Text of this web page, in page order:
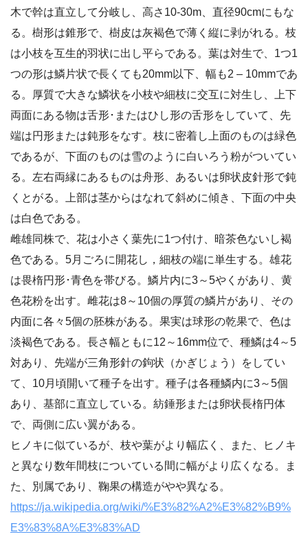
木で幹は直立して分岐し、高さ10-30m、直径90cmにもな
る。樹形は錐形で、樹皮は灰褐色で薄く縦に剥がれる。枝
は小枝を互生的羽状に出し平らである。葉は対生で、1つ1
つの形は鱗片状で長くても20mm以下、幅も2 – 10mmであ
る。厚質で大きな鱗状を小枝や細枝に交互に対生し、上下
両面にある物は舌形･またはひし形の舌形をしていて、先
端は円形または鈍形をなす。枝に密着し上面のものは緑色
であるが、下面のものは雪のように白いろう粉がついてい
る。左右両縁にあるものは舟形、あるいは卵状皮針形で鈍
くとがる。上部は茎からはなれて斜めに傾き、下面の中央
は白色である。
雌雄同株で、花は小さく葉先に1つ付け、暗茶色ないし褐
色である。5月ごろに開花し，細枝の端に単生する。雄花
は畏楕円形･青色を帯びる。鱗片内に3～5やくがあり、黄
色花粉を出す。雌花は8～10個の厚質の鱗片があり、その
内面に各々5個の胚株がある。果実は球形の乾果で、色は
淡褐色である。長さ幅ともに12～16mm位で、種鱗は4～5
対あり、先端が三角形針の鉤状（かぎじょう）をしてい
て、10月頃開いて種子を出す。種子は各種鱗内に3～5個
あり、基部に直立している。紡錘形または卵状長楕円体
で、両側に広い翼がある。
ヒノキに似ているが、枝や葉がより幅広く、また、ヒノキ
と異なり数年間枝についている間に幅がより広くなる。ま
た、別属であり、鞠果の構造がやや異なる。
https://ja.wikipedia.org/wiki/%E3%82%A2%E3%82%B9%
E3%83%8A%E3%83%AD